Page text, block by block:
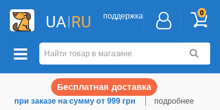
UA RU поддержка 0
Бесплатная доставка
при заказе на сумму от 999 грн подробнее